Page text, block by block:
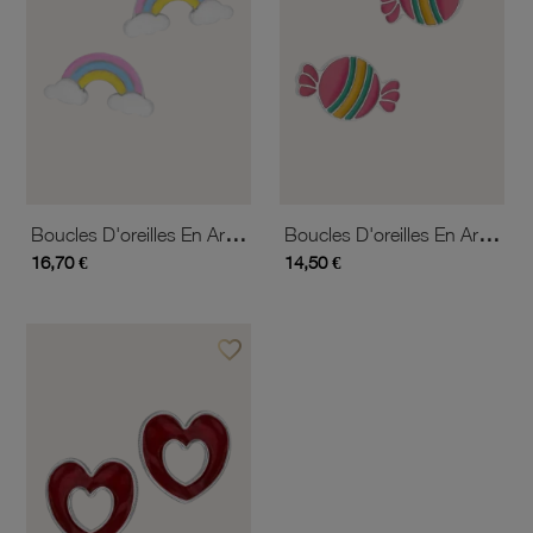
Boucles D'oreilles En Argent Rhodié Et Laque, Arc En Ciel
16,70 €
Boucles D'oreilles En Argent Rhodié Et Laque, Bonbon
14,50 €
favorite_borderAjouter à vos favoris